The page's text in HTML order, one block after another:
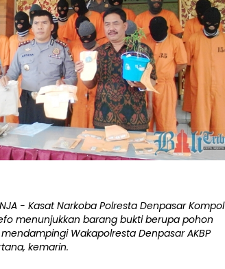
- Kasat Narkoba Polresta Denpasar Kompol
menunjukkan barang bukti berupa pohon
Wakapolresta Denpasar AKBP
kemarin.